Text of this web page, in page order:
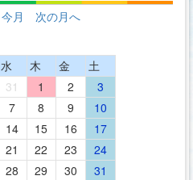
今月 次の月へ
水 木 金
土
31 1 2
3
7 8 9
10
14 15 16
17
21 22 23
24
28 29 30
31